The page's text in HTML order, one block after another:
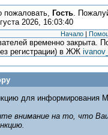
пожаловать, Гость.
2026, 16:03:40
Начало |
временно закрыта.
регистрации) в ЖЖ
для информирования
внимание на то, что